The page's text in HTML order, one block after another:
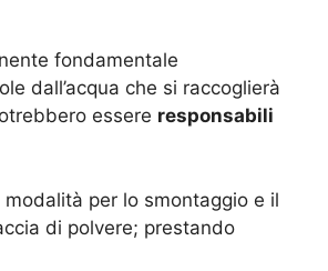
fondamentale
dall’acqua che si raccoglierà
essere responsabili
per lo smontaggio e il
di polvere; prestando